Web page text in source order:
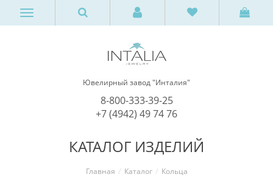
Ювелирный завод "Инталия"
8-800-333-39-25
+7 (4942) 49 74 76
КАТАЛОГ ИЗДЕЛИЙ
Главная Каталог Кольца